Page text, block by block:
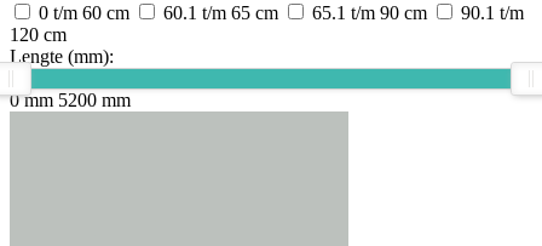
0 t/m 60 cm
60.1 t/m 65 cm 65.1 t/m 90 cm
90.1 t/m
120 cm
Lengte (mm):
0 mm 5200 mm